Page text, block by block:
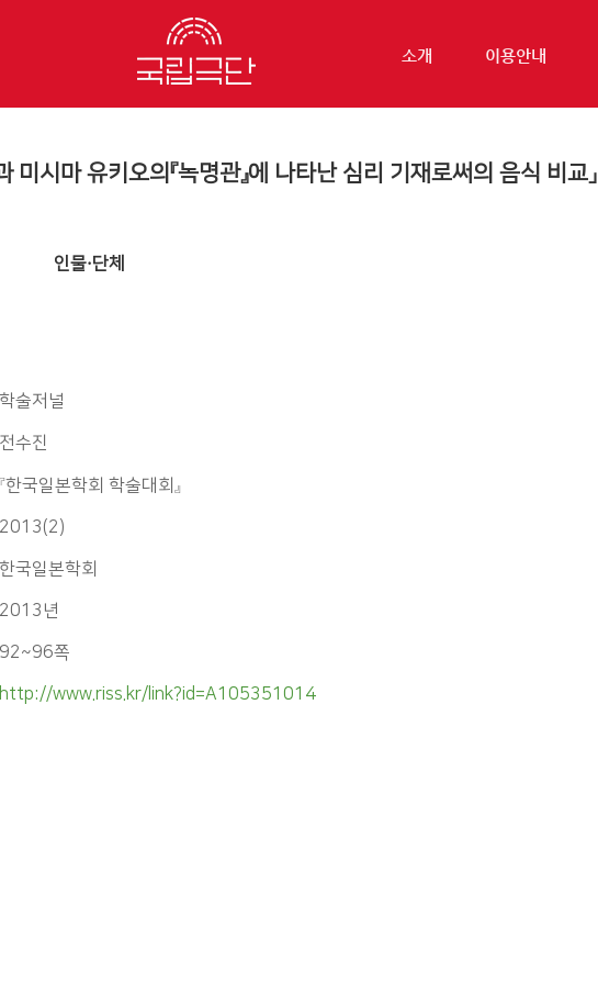
소개 이용안내
과 미시마 유키오의『녹명관』에 나타난 심리 기재로써의 음식 비교」
인물·단체
학술저널
전수진
『한국일본학회 학술대회』
2013(2)
한국일본학회
2013년
92~96쪽
http://www.riss.kr/link?id=A105351014